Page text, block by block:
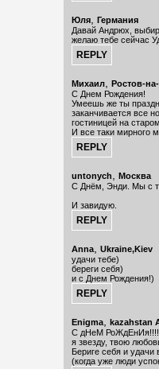
Юля, Германия
Давай Андрюх,
желаю тебе сейчас
Михаил, Ростов-
С Днем Рождения!
Умеешь же ты
заканчивается все
гостиницей на
И все таки мирного
untonych, Москва
С Днём, Энди. Мы с
И завидую.
Anna, Ukraine,Kiev
удачи тебе)
береги себя)
и с Днем Рождения!)
Enigma, kazahstan
С дНеМ РоЖдЕнИя!!!!
я звезду, твою
Бериге себя и
(когда уже люди